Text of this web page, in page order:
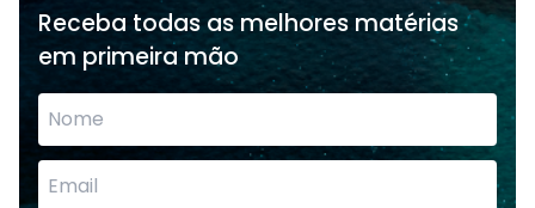
Receba todas as melhores matérias
em primeira mão